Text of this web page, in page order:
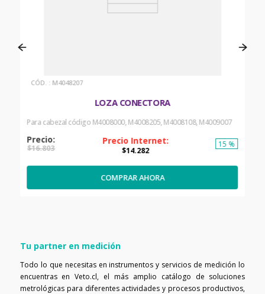
: M4048207
LOZA CONECTORA
Para cabezal código M4008000, M4008205, M4008108, M4009007
$16.803 $14.282
15 %
COMPRAR AHORA
Tu partner en medición
Todo lo que necesitas en instrumentos y servicios de medición lo
encuentras en Veto.cl, el más amplio catálogo de soluciones
metrológicas para diferentes actividades y procesos productivos,